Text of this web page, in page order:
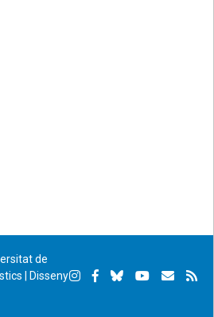
de
Disseny
Instagram
Facebook
BlueskyYouTube